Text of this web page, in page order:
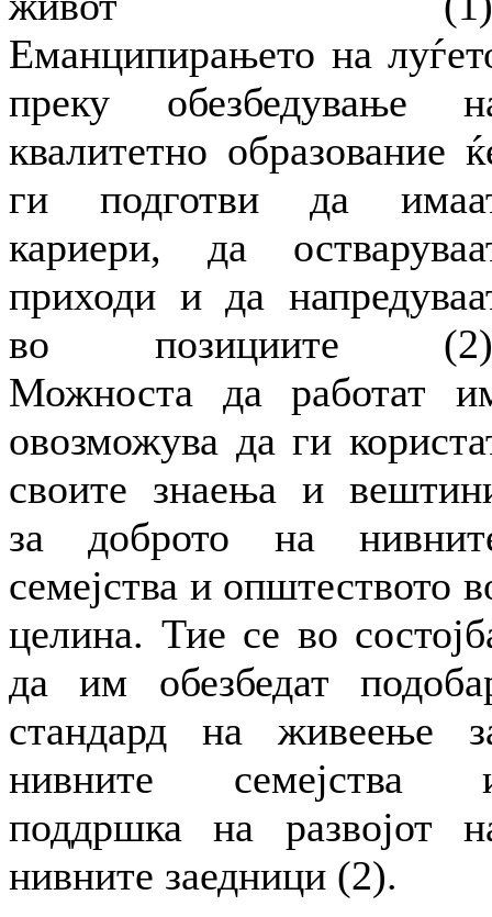
Еманципирањето на
преку обезбедување
квалитетно образование
ги подготви да
кариери, да
приходи и да
во позициите
Можноста да работат
овозможува да ги
своите знаења и
за доброто на
семејства и општеството
целина. Тие се во
да им обезбедат
стандард на живеење
нивните семејства
поддршка на развојот
нивните заедници (2).